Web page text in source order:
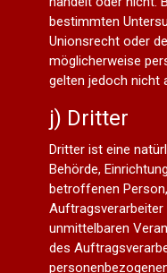
bestimmten
Unionsrecht oder
möglicherweise
gelten jedoch nicht
j) Dritter
Dritter ist eine
Behörde,
betroffenen
Auftragsverarbeiter
unmittelbaren
des